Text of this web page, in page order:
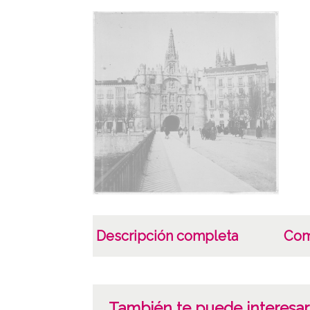
Descripción completa